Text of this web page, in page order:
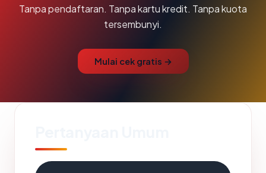
Tanpa pendaftaran. Tanpa kartu kredit. Tanpa kuota
tersembunyi.
Mulai cek gratis →